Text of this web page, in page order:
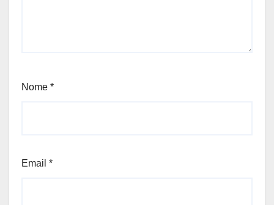
Nome *
Email *